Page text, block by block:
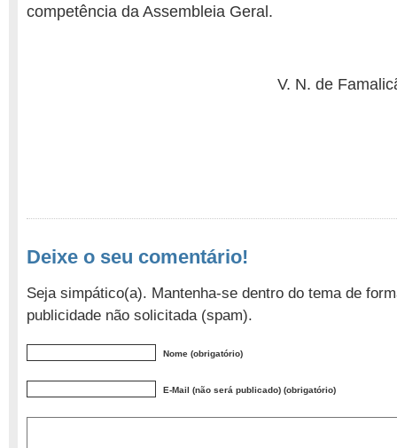
competência da Assembleia Geral.
V. N. de
Deixe o seu comentário!
Seja simpático(a). Mantenha-se dentro do tema de
publicidade não solicitada (spam).
Nome (obrigatório)
E-Mail (não será publicado) (obrigatório)